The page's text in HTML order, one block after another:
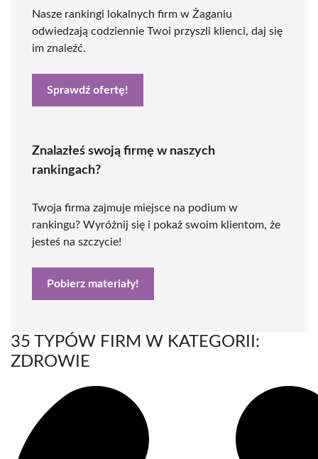
Nasze rankingi lokalnych firm w Żaganiu
odwiedzają codziennie Twoi przyszli klienci, daj się
im znaleźć.
Sprawdź ofertę!
Znalazłeś swoją firmę w naszych
rankingach?
Twoja firma zajmuje miejsce na podium w
rankingu? Wyróżnij się i pokaż swoim klientom, że
jesteś na szczycie!
Pobierz materiały!
35 TYPÓW FIRM W KATEGORII:
ZDROWIE